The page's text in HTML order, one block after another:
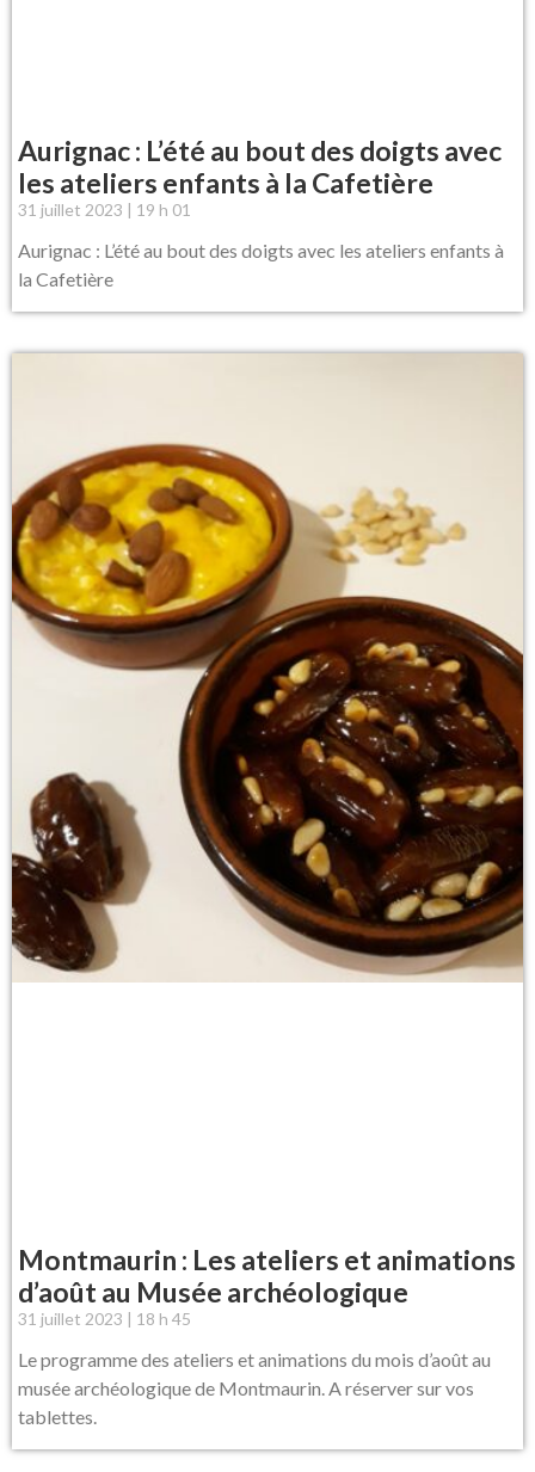
Aurignac : L’été au bout des doigts avec
les ateliers enfants à la Cafetière
31 juillet 2023 19 h 01
Aurignac : L’été au bout des doigts avec les ateliers enfants à
la Cafetière
Montmaurin : Les ateliers et animations
d’août au Musée archéologique
31 juillet 2023 18 h 45
Le programme des ateliers et animations du mois d’août au
musée archéologique de Montmaurin. A réserver sur vos
tablettes.